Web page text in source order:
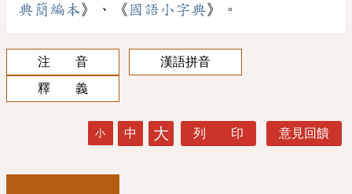
典簡編本》、《 國語小字典》。
注 音
漢語拼音
釋 義
小 中 大 列 印 意見回饋